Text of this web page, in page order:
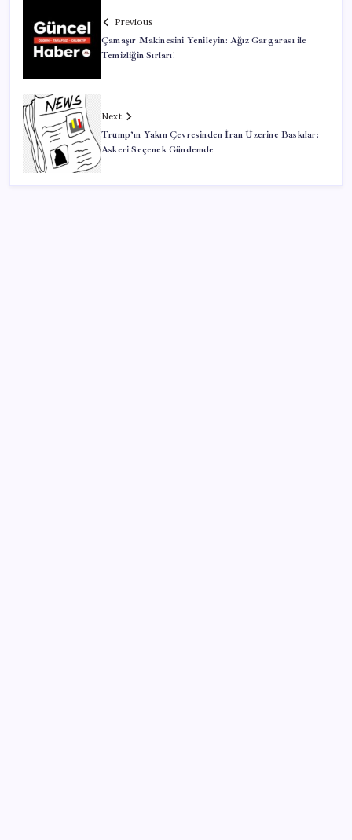
Previous
Çamaşır Makinesini Yenileyin: Ağız Gargarası ile
Temizliğin Sırları!
Next
Trump’ın Yakın Çevresinden İran Üzerine Baskılar:
Askeri Seçenek Gündemde